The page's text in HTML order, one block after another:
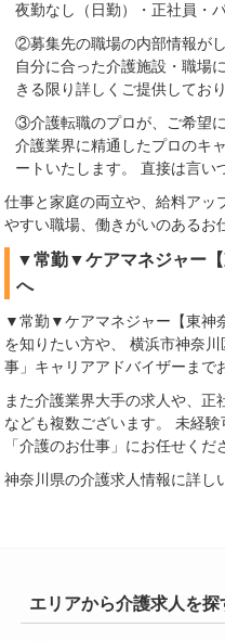
夜勤なし（日勤）・正社員・
②募集先の職場の内部情報が
自分に合った介護施設・職場
きる限り詳しくご提供しており
③介護転職のプロが、ご希望
介護業界に精通したプロのキ
ートいたします。 直接は言い
仕事と家庭の両立や、給料アッ
やすい職場、働きがいのあるお
▼常勤▼ケアマネジャー【
へ
▼常勤▼ケアマネジャー【東神
を知りたい方や、 横浜市神奈
事」キャリアアドバイザーまで
また介護業界大手の求人や、
なども複数ございます。 未経
「介護のお仕事」にお任せくだ
神奈川県の介護求人情報に詳し
エリアから介護求人を探